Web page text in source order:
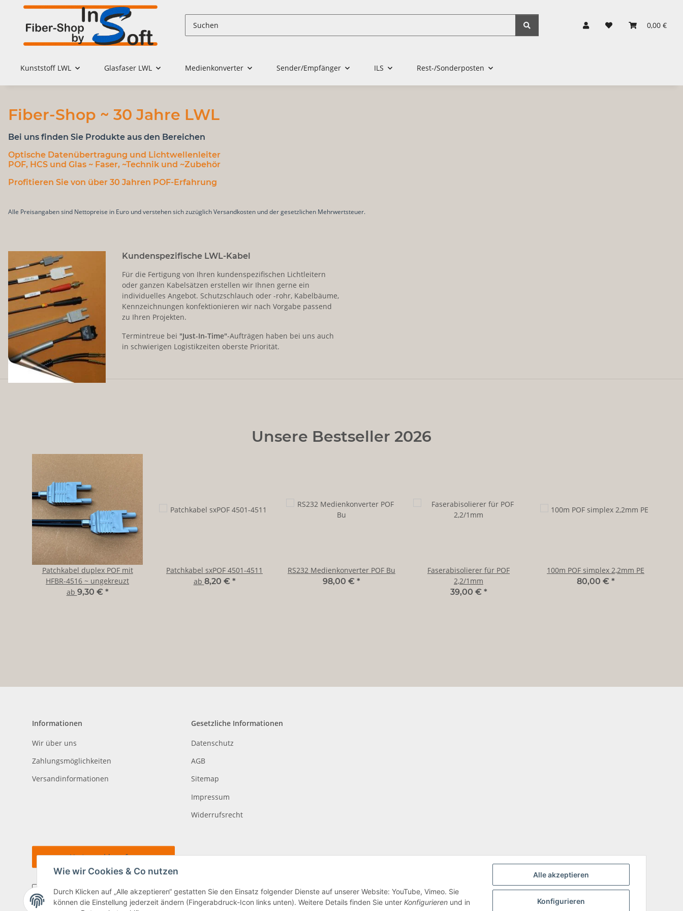
Alle akzeptieren
Konfigurieren
Wie wir Cookies & Co nutzen
Durch Klicken auf „Alle akzeptieren“ gestatten Sie den Einsatz folgender Dienste auf unserer Website: YouTube, Vimeo. Sie
können die Einstellung jederzeit ändern (Fingerabdruck-Icon links unten). Weitere Details finden Sie unter Konfigurieren und in
0,00 €
Kunststoff LWL Glasfaser LWL Medienkonverter Sender/Empfänger ILS Rest-/Sonderposten
Fiber-Shop ~ 30 Jahre LWL
Bei uns finden Sie Produkte aus den Bereichen
Optische Datenübertragung und Lichtwellenleiter
POF, HCS und Glas ~ Faser, ~Technik und ~Zubehör
Profitieren Sie von über 30 Jahren POF-Erfahrung
Alle Preisangaben sind Nettopreise in Euro und verstehen sich zuzüglich Versandkosten und der gesetzlichen Mehrwertsteuer.
Kundenspezifische LWL-Kabel
Für die Fertigung von Ihren kundenspezifischen Lichtleitern
oder ganzen Kabelsätzen erstellen wir Ihnen gerne ein
individuelles Angebot. Schutzschlauch oder -rohr, Kabelbäume,
Kennzeichnungen konfektionieren wir nach Vorgabe passend
zu Ihren Projekten.
Termintreue bei "Just-In-Time"-Aufträgen haben bei uns auch
in schwierigen Logistikzeiten oberste Priorität.
Unsere Bestseller 2026
Patchkabel duplex POF mit
HFBR-4516 ~ ungekreuzt
ab 9,30 € *
Patchkabel sxPOF 4501-4511
ab 8,20 € *
RS232 Medienkonverter POF Bu
98,00 € *
Faserabisolierer für POF
2,2/1mm
39,00 € *
100m POF simplex 2,2mm PE
80,00 € *
Informationen
Wir über uns
Zahlungsmöglichkeiten
Versandinformationen
Gesetzliche Informationen
Datenschutz
AGB
Sitemap
Impressum
Widerrufsrecht
Vertrag widerrufen